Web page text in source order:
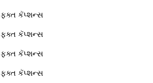
ફક્ત કૅપ્શન્સ
ફક્ત કૅપ્શન્સ
ફક્ત કૅપ્શન્સ
ફક્ત કૅપ્શન્સ